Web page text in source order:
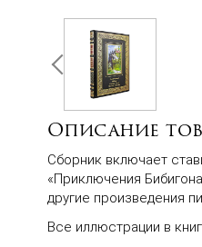
Описание
Сборник включает
«Приключения
другие произведения
Все иллюстрации в